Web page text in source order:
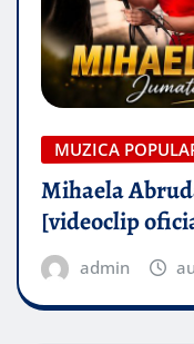
MUZICA
Mihaela
[videoclip
admin